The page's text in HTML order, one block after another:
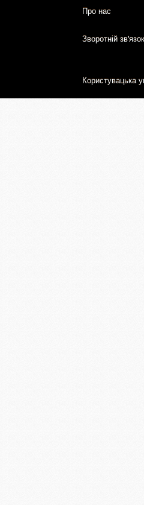
Про нас
Зворотній зв'язок
Користувацька